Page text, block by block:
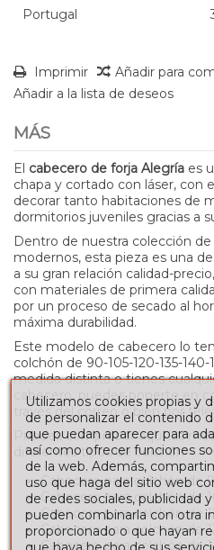
Portugal
Imprimir
Añadir para
Añadir a la lista de deseos
MÁS
El cabecero de forja Alegría es
chapa y cortado con láser, con
decorar tanto habitaciones de
dormitorios juveniles gracias a
Dentro de nuestra colección
modernos, esta pieza es una
a su gran relación calidad-
con materiales de primera
por un proceso de secado al
máxima durabilidad.
Este modelo de cabecero lo
colchón de 90-105-120-135-140-
medida distinta o tienes
cabecero, puedes ponerte en
través del correo o bien por
Puedes comprobar aquí las
diferentes tipos de colchón
Cabecero para colchón de
Cabecero para colchón de
Cabecero para colchón de
Cabecero para colchón de
Cabecero para colchón de
Utilizamos cookies propias y
de personalizar el contenido
que puedan aparecer para
así como ofrecer funciones
de la web. Además,
uso que haga del sitio web
de redes sociales, publicidad
pueden combinarla con otra
proporcionado o que hayan